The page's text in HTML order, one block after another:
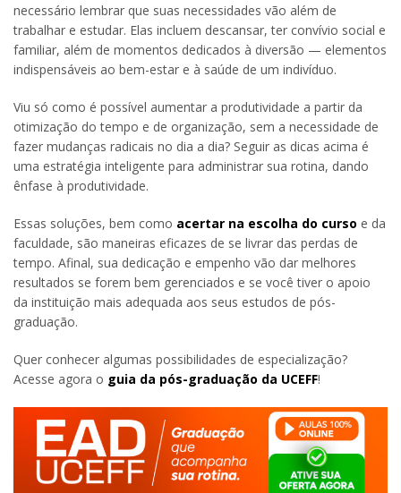
necessário lembrar que suas necessidades vão além de
trabalhar e estudar. Elas incluem descansar, ter convívio social e
familiar, além de momentos dedicados à diversão — elementos
indispensáveis ao bem-estar e à saúde de um indivíduo.
Viu só como é possível aumentar a produtividade a partir da
otimização do tempo e de organização, sem a necessidade de
fazer mudanças radicais no dia a dia? Seguir as dicas acima é
uma estratégia inteligente para administrar sua rotina, dando
ênfase à produtividade.
Essas soluções, bem como acertar na escolha do curso e da
faculdade, são maneiras eficazes de se livrar das perdas de
tempo. Afinal, sua dedicação e empenho vão dar melhores
resultados se forem bem gerenciados e se você tiver o apoio
da instituição mais adequada aos seus estudos de pós-
graduação.
Quer conhecer algumas possibilidades de especialização?
Acesse agora o guia da pós-graduação da UCEFF!